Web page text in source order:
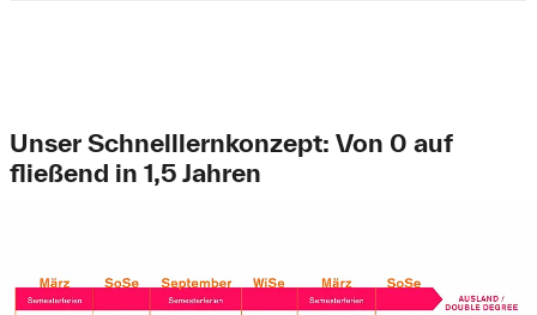
Unser Schnelllernkonzept: Von 0 auf
fließend in 1,5 Jahren